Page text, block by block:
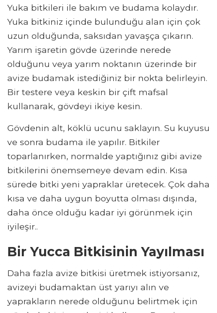
Yuka bitkileri ile bakım ve budama kolaydır.
Yuka bitkiniz içinde bulunduğu alan için çok
uzun olduğunda, saksıdan yavaşça çıkarın.
Yarım işaretin gövde üzerinde nerede
olduğunu veya yarım noktanın üzerinde bir
avize budamak istediğiniz bir nokta belirleyin.
Bir testere veya keskin bir çift mafsal
kullanarak, gövdeyi ikiye kesin.
Gövdenin alt, köklü ucunu saklayın. Su kuyusu
ve sonra budama ile yapılır. Bitkiler
toparlanırken, normalde yaptığınız gibi avize
bitkilerini önemsemeye devam edin. Kısa
sürede bitki yeni yapraklar üretecek. Çok daha
kısa ve daha uygun boyutta olması dışında,
daha önce olduğu kadar iyi görünmek için
iyileşir..
Bir Yucca Bitkisinin Yayılması
Daha fazla avize bitkisi üretmek istiyorsanız,
avizeyi budamaktan üst yarıyı alın ve
yaprakların nerede olduğunu belirtmek için